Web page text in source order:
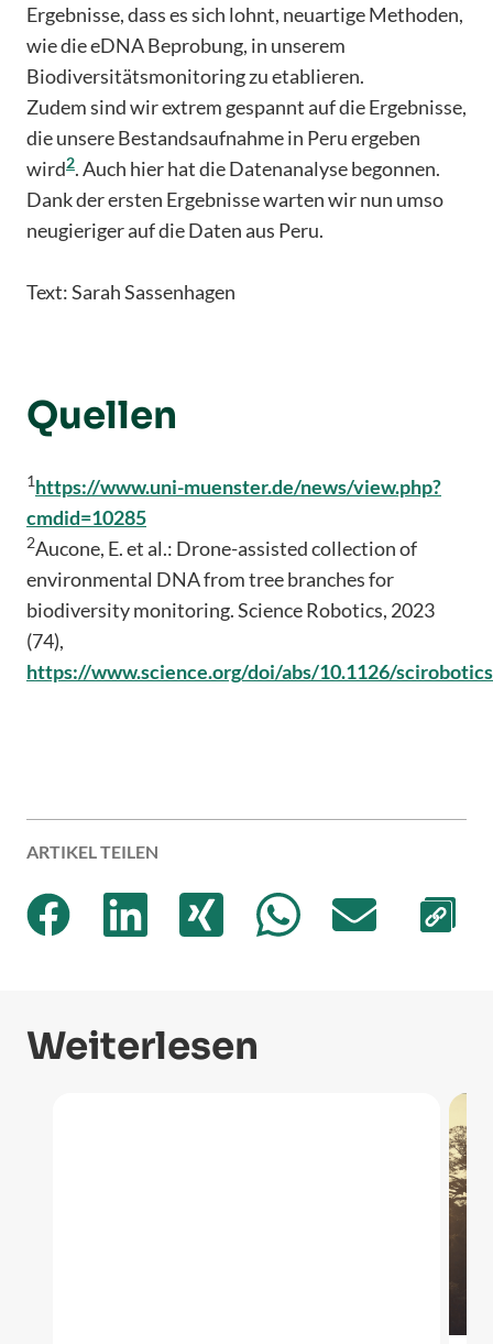
Ergebnisse, dass es sich lohnt, neuartige Methoden,
wie die eDNA Beprobung, in unserem
Biodiversitätsmonitoring zu etablieren.
Zudem sind wir extrem gespannt auf die Ergebnisse,
die unsere Bestandsaufnahme in Peru ergeben
wird2. Auch hier hat die Datenanalyse begonnen.
Dank der ersten Ergebnisse warten wir nun umso
neugieriger auf die Daten aus Peru.
Text: Sarah Sassenhagen
Quellen
1https://www.uni-muenster.de/news/view.php?
cmdid=10285
2Aucone, E. et al.: Drone-assisted collection of
environmental DNA from tree branches for
biodiversity monitoring. Science Robotics, 2023
(74),
https://www.science.org/doi/abs/10.1126/
ARTIKEL TEILEN
Weiterlesen